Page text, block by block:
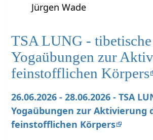
Jürgen Wade
TSA LUNG - tibetische
Yogaübungen zur
feinstofflichen Körpers
26.06.2026 - 28.06.2026 - TSA
Yogaübungen zur Aktivierung
feinstofflichen Körpers